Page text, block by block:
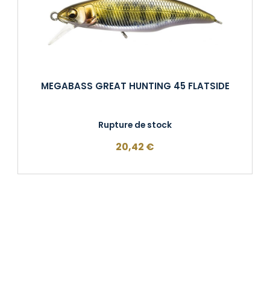
MEGABASS GREAT HUNTING 45 FLATSIDE
Rupture de stock
20,42 €